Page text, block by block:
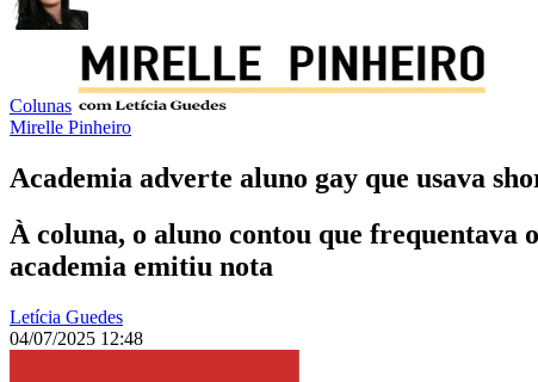
Colunas
Mirelle Pinheiro
Academia adverte aluno gay que usava
À coluna, o aluno contou que frequentava
academia emitiu nota
Letícia Guedes
04/07/2025 12:48